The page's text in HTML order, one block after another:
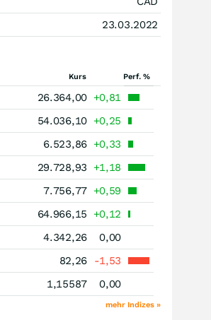
23.03.2022
Kurs Perf. %
26.364,00 +0,81
54.036,10 +0,25
6.523,86 +0,33
29.728,93
+1,18
7.756,77 +0,59
64.966,15
+0,12
4.342,26
0,00
82,26
-1,53
1,15587 0,00
mehr Indizes »